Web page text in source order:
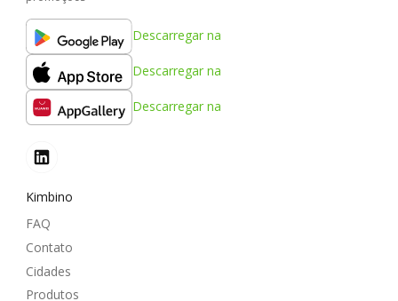
Descarregar na
Descarregar na
Descarregar na
Kimbino
FAQ
Contato
Cidades
Produtos